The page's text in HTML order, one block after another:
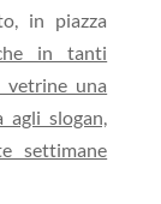
in piazza
in tanti
vetrine una
agli slogan,
settimane